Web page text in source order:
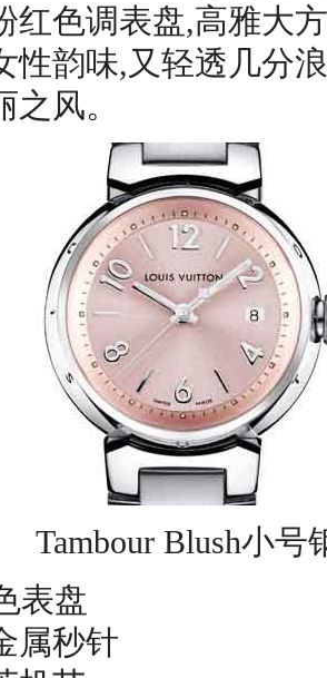
红色调表盘,高雅大
性韵味,又轻透几分
之风。
Tambour Blush小号
表盘
秒针